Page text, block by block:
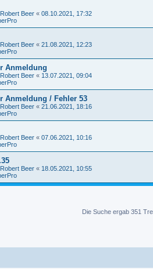
Robert Beer « 08.10.2021, 17:32
Robert Beer « 21.08.2021, 12:23
Anmeldung
Robert Beer « 13.07.2021, 09:04
Anmeldung / Fehler 53
Robert Beer « 21.06.2021, 18:16
Robert Beer « 07.06.2021, 10:16
Robert Beer « 18.05.2021, 10:55
Die Suche ergab 351